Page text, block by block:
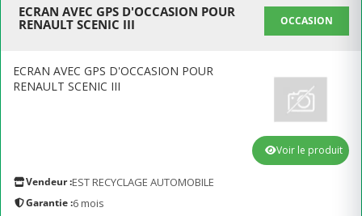
ECRAN AVEC GPS D'OCCASION POUR
RENAULT SCENIC III
OCCASION
ECRAN AVEC GPS D'OCCASION POUR
RENAULT SCENIC III
Vendeur :EST RECYCLAGE AUTOMOBILE
Garantie :6 mois
Voir le produit